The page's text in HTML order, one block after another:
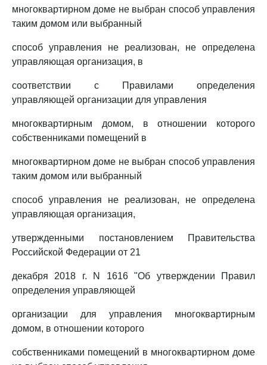
многоквартирном доме не выбран способ управления
таким домом или выбранный
способ управления не реализован, не определена
управляющая организация, в
соответствии с Правилами определения
управляющей организации для управления
многоквартирным домом, в отношении которого
собственниками помещений в
многоквартирном доме не выбран способ управления
таким домом или выбранный
способ управления не реализован, не определена
управляющая организация,
утвержденными постановлением Правительства
Российской Федерации от 21
декабря 2018 г. N 1616 "Об утверждении Правил
определения управляющей
организации для управления многоквартирным
домом, в отношении которого
собственниками помещений в многоквартирном доме